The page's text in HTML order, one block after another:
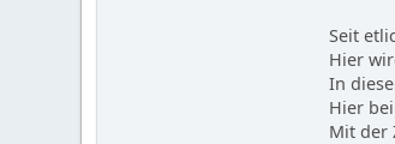
Seit
Hier
In
Hier
Mit der